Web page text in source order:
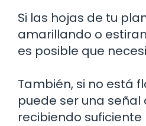
Si las hojas de tu
amarillando o
es posible que
También, si no está
puede ser una señal
recibiendo suficiente